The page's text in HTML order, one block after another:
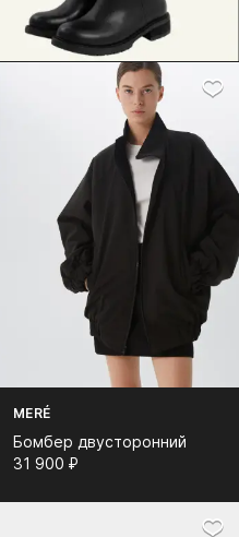
MERÉ
Бомбер двусторонний
31 900⁠ ⁠₽